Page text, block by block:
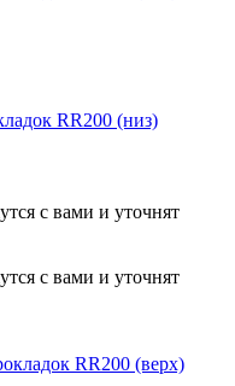
RR200 (низ)
с вами и уточнят
с вами и уточнят